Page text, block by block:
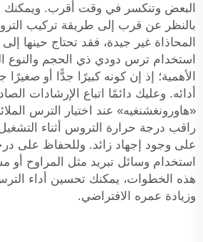
البعض وتنكسر في وقت أقرب. ويمكنك
بالنظر عن قرب إلى طريقة تركيب
المحاذاة غير جيدة، فقد تحتاج حينها
استخدام ترس دودي ذي الحجم والنوع
الأهمية؛ إذ إن كونه كبيرًا جدًّا أو
أدائه. وعليك دائمًا اتباع الإرشادات
«هاورونغشنغيه» عند اختيار الترس
راقب درجة حرارة التروس أثناء
على وجود إجهاد زائد. وللحفاظ على
استخدام وسائل تبريد مثل المراوح أو
هذه الخطوات، يمكنك تحسين أداء
وزيادة عمره الافتراضي.